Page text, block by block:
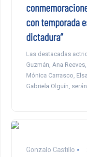
con temporada
dictadura”
Las destacadas
Guzmán, Ana
Mónica Carrasco,
Gabriela Olguín,
Gonzalo Castillo